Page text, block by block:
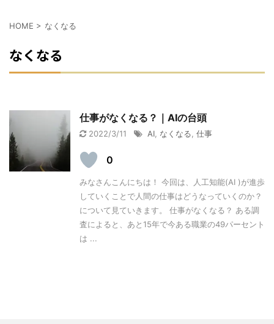
HOME > なくなる
なくなる
仕事がなくなる？｜AIの台頭
2022/3/11 AI なくなる 仕事
0
みなさんこんにちは！ 今回は、人工知能(AI )が進歩
していくことで人間の仕事はどうなっていくのか？
について見ていきます。 仕事がなくなる？ ある調
査によると、あと15年で今ある職業の49パーセント
は ...